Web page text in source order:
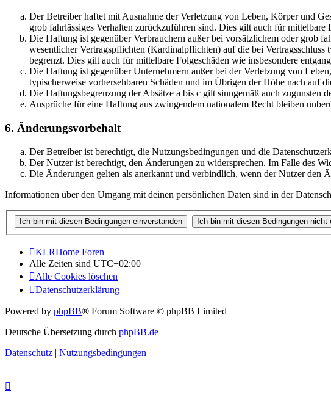
Der Betreiber haftet mit Ausnahme der Verletzung von Leben, Körper und
grob fahrlässiges Verhalten zurückzuführen sind. Dies gilt auch für mittelbare
Die Haftung ist gegenüber Verbrauchern außer bei vorsätzlichem oder grob
wesentlicher Vertragspflichten (Kardinalpflichten) auf die bei
begrenzt. Dies gilt auch für mittelbare Folgeschäden wie insbesondere
Die Haftung ist gegenüber Unternehmern außer bei der Verletzung von
typischerweise vorhersehbaren Schäden und im Übrigen der Höhe nach auf
Die Haftungsbegrenzung der Absätze a bis c gilt sinngemäß auch zugunsten
Ansprüche für eine Haftung aus zwingendem nationalem Recht bleiben
6. Änderungsvorbehalt
Der Betreiber ist berechtigt, die Nutzungsbedingungen und die
Der Nutzer ist berechtigt, den Änderungen zu widersprechen. Im Falle des
Die Änderungen gelten als anerkannt und verbindlich, wenn der Nutzer den
Informationen über den Umgang mit deinen persönlichen Daten sind in der
KLRHome Foren
Alle Zeiten sind UTC+02:00
Alle Cookies löschen
Datenschutzerklärung
Powered by phpBB® Forum Software © phpBB Limited
Deutsche Übersetzung durch phpBB.de
Datenschutz | Nutzungsbedingungen